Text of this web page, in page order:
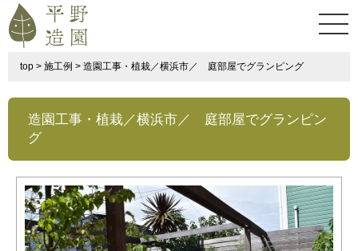
top > 施工例 > 造園工事・植栽／横浜市／ 庭部屋でグランピング
造園工事・植栽／横浜市／ 庭部屋でグランピン
グ